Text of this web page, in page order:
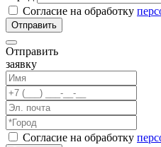
Согласие на обработку
Отправить
заявку
Согласие на обработку